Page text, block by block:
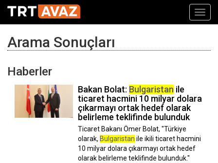
Arama Sonuçları
Haberler
Bakan Bolat: Bulgaristan ile
ticaret hacmini 10 milyar dolara
çıkarmayı ortak hedef olarak
belirleme teklifinde bulunduk
Ticaret Bakanı Ömer Bolat, "Türkiye
olarak, Bulgaristan ile ikili ticaret hacmini
10 milyar dolara çıkarmayı ortak hedef
olarak belirleme teklifinde bulunduk."